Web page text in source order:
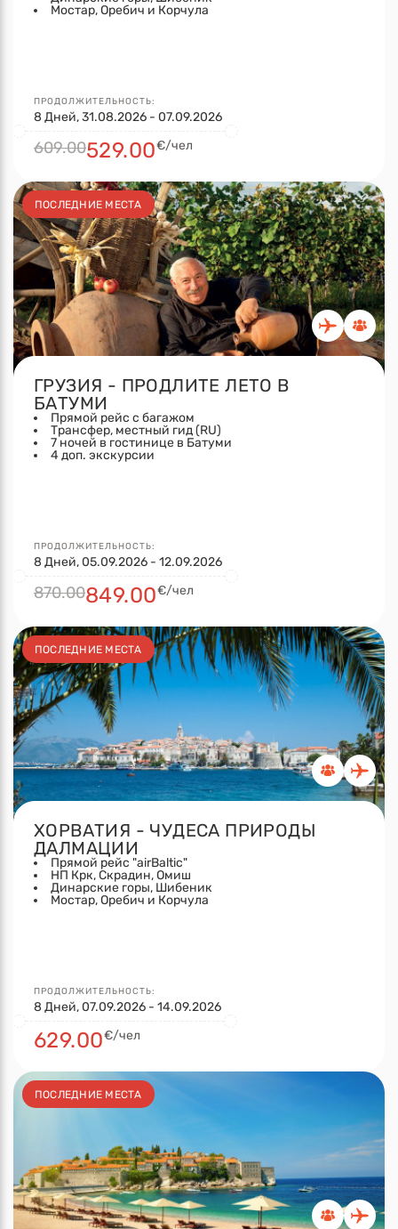
Мостар, Оребич и Корчула
ПРОДОЛЖИТЕЛЬНОСТЬ:
8 Дней, 31.08.2026 - 07.09.2026
609.00529.00€/чел
ПОСЛЕДНИЕ МЕСТА
ГРУЗИЯ - ПРОДЛИТЕ ЛЕТО В
БАТУМИ
Прямой рейс с багажом
Трансфер, местный гид (RU)
7 ночей в гостинице в Батуми
4 доп. экскурсии
ПРОДОЛЖИТЕЛЬНОСТЬ:
8 Дней, 05.09.2026 - 12.09.2026
870.00849.00€/чел
ПОСЛЕДНИЕ МЕСТА
ХОРВАТИЯ - ЧУДЕСА ПРИРОДЫ
ДАЛМАЦИИ
Прямой рейс "airBaltic"
НП Крк, Скрадин, Омиш
Динарские горы, Шибеник
Мостар, Оребич и Корчула
ПРОДОЛЖИТЕЛЬНОСТЬ:
8 Дней, 07.09.2026 - 14.09.2026
629.00€/чел
ПОСЛЕДНИЕ МЕСТА